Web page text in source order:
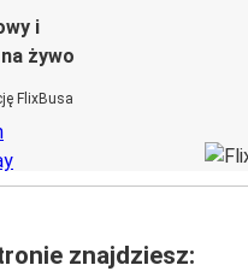
i
żywo
FlixBusa
znajdziesz: